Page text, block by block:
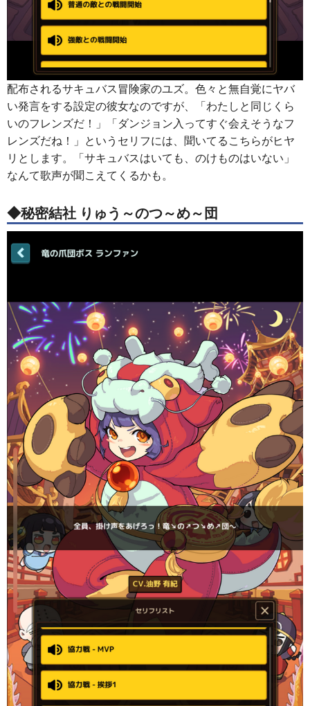
配布されるサキュバス冒険家のユズ。色々と無自覚にヤバ
い発言をする設定の彼女なのですが、「わたしと同じくら
いのフレンズだ！」「ダンジョン入ってすぐ会えそうなフ
レンズだね！」というセリフには、聞いてるこちらがヒヤ
リとします。「サキュバスはいても、のけものはいない」
なんて歌声が聞こえてくるかも。
◆秘密結社 りゅう～のつ～め～団